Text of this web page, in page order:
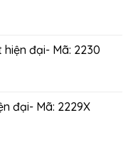
đại- Mã: 2230
đại- Mã: 2229X